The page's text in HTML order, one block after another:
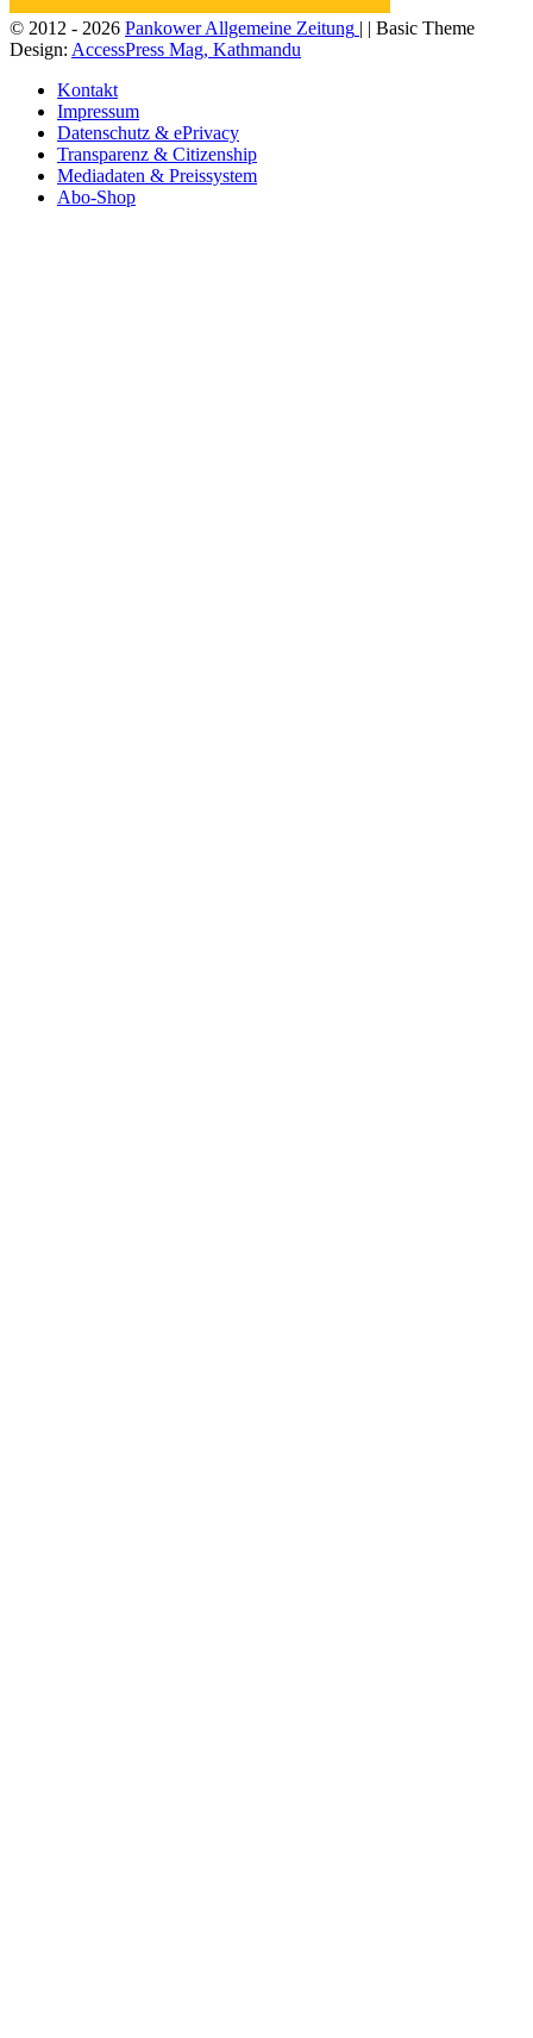
© 2012 - 2026 Pankower Allgemeine Zeitung | | Basic Theme
Design: AccessPress Mag, Kathmandu
Kontakt
Impressum
Datenschutz & ePrivacy
Transparenz & Citizenship
Mediadaten & Preissystem
Abo-Shop